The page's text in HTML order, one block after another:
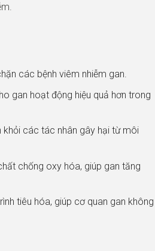
các bệnh viêm nhiễm gan.
gan hoạt động hiệu quả hơn trong
các tác nhân gây hại từ môi
chống oxy hóa, giúp gan tăng
tiêu hóa, giúp cơ quan gan không